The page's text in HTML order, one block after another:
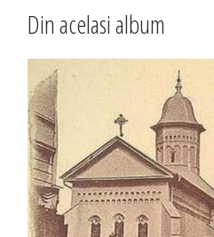
Din acelasi album